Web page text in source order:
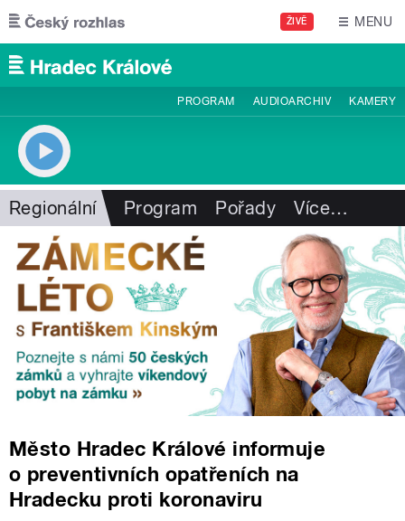
Přejít k hlavnímu obsahu
ŽIVĚ MENU
PROGRAM AUDIOARCHIV KAMERY
Regionální Program Pořady Více…
Město Hradec Králové informuje
o preventivních opatřeních na
Hradecku proti koronaviru